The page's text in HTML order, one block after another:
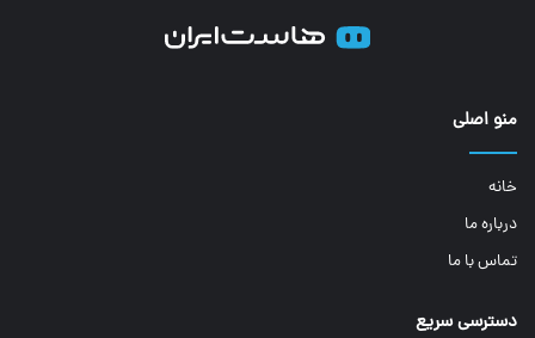
منو اصلی
خانه
درباره ما
تماس با ما
دسترسی سریع